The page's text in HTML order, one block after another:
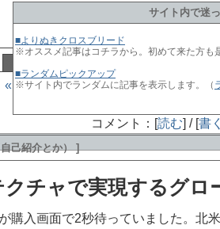
« 合コン物語 第3章|TOPページ|
コメント：[読む] / [書く
チャで実現するグロ
購入画面で2秒待っていました。北
（自己紹介とか） ]
サイト内で迷
■よりぬきクロスブリード
※オススメ記事はコチラから。初めて来た方も
■ランダムピックアップ
※サイト内でランダムに記事を表示します。（